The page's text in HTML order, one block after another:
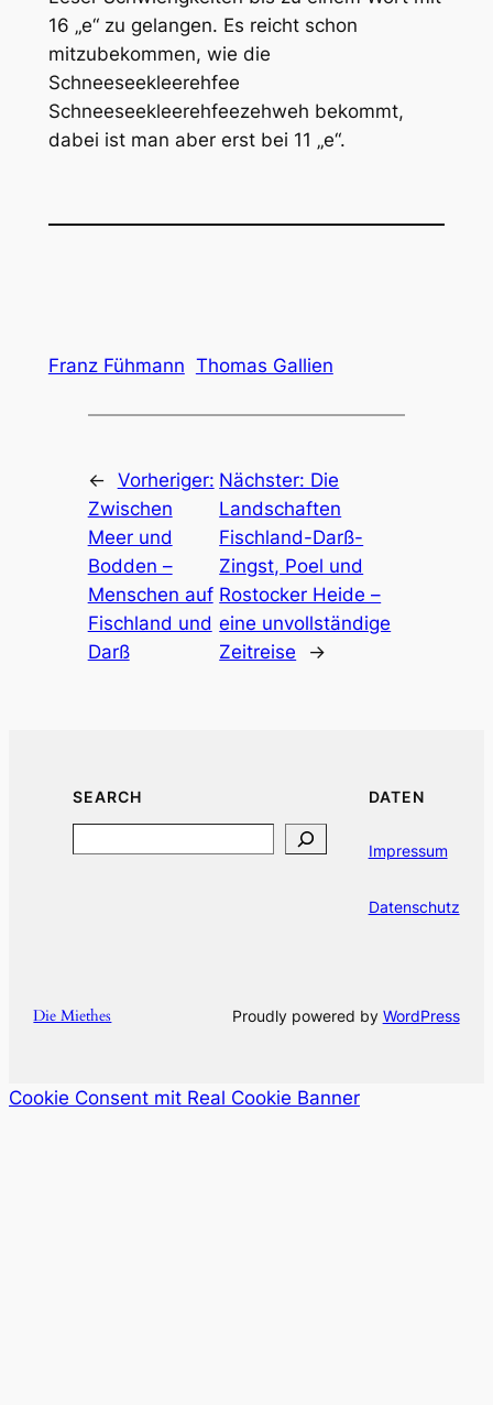
16 „e“ zu gelangen. Es reicht schon
mitzubekommen, wie die
Schneeseekleerehfee
Schneeseekleerehfeezehweh bekommt,
dabei ist man aber erst bei 11 „e“.
Franz Fühmann Thomas Gallien
← Vorheriger:
Zwischen
Meer und
Bodden –
Menschen auf
Fischland und
Darß
Nächster: Die
Landschaften
Fischland-Darß-
Zingst, Poel und
Rostocker Heide –
eine unvollständige
Zeitreise
→
SEARCH DATEN
Impressum
Datenschutz
Die Miethes Proudly powered by WordPress
Cookie Consent mit Real Cookie Banner